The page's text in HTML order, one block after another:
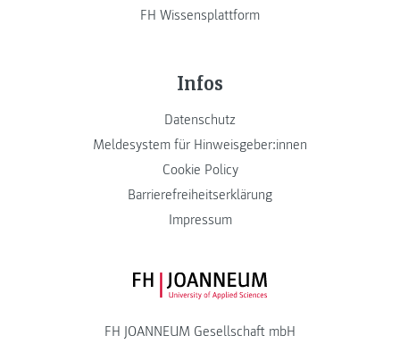
FH Wissensplattform
Infos
Datenschutz
Meldesystem für Hinweisgeber:innen
Cookie Policy
Barrierefreiheitserklärung
Impressum
FH JOANNEUM Logo
FH JOANNEUM Gesellschaft mbH